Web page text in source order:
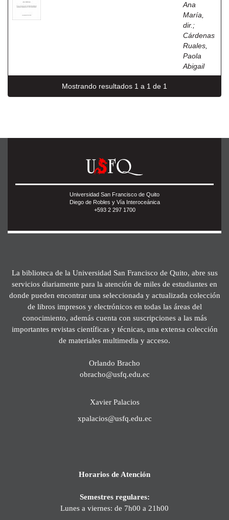
Ana
María,
dir. ;
Cárdenas
Ruales,
Paola
Abigail
Mostrando resultados 1 a 1 de 1
Universidad San Francisco de Quito
Diego de Robles y Vía Interoceánica
+593 2 297 1700
La biblioteca de la Universidad San Francisco de Quito, abre sus
servicios diariamente para la atención de miles de estudiantes en
donde pueden encontrar una seleccionada y actualizada colección
de libros impresos y electrónicos en todas las áreas del
conocimiento, además cuenta con suscripciones a las más
importantes revistas científicas y técnicas, una extensa colección
de materiales multimedia y acceso.
Orlando Bracho
obracho@usfq.edu.ec
Xavier Palacios
xpalacios@usfq.edu.ec
Horarios de Atención
Semestres regulares:
Lunes a viernes: de 7h00 a 21h00